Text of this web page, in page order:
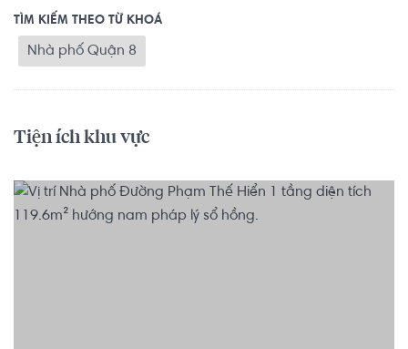
TÌM KIẾM THEO TỪ KHOÁ
Nhà phố Quận 8
Tiện ích khu vực